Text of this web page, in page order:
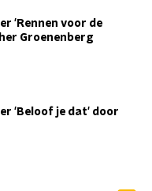
'Rennen voor de
Groenenberg
'Beloof je dat' door